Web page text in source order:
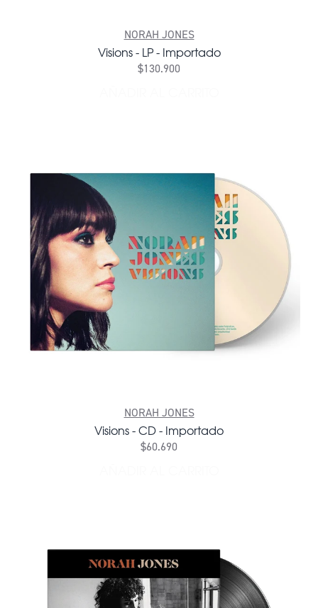
NORAH JONES
Visions - LP - Importado
$130.900
NORAH JONES
Visions - CD - Importado
$60.690